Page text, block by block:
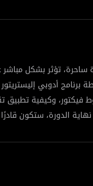
تؤثر بشكل مباشر
برنامج أدوبي
وكيفية تطبيق
الدورة، ستكون
وأدوبي